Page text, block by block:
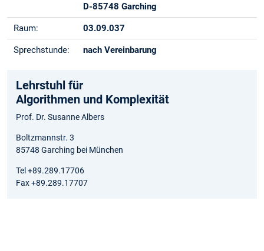
D-85748 Garching
Raum: 03.09.037
Sprechstunde: nach Vereinbarung
Lehrstuhl für
Algorithmen und Komplexität
Prof. Dr. Susanne Albers
Boltzmannstr. 3
85748 Garching bei München
Tel +89.289.17706
Fax +89.289.17707